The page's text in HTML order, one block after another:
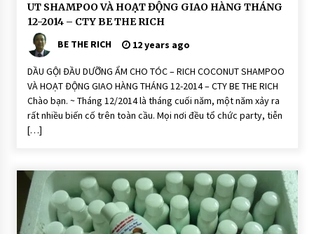
u
G
Đ
ầ
u
D
ư
ỡ
n
g
T
ó
O
Ạ
T
Đ
N
UT SHAMPOO VÀ HOẠT ĐỘNG GIAO HÀNG THÁNG
12-2014 – CTY BE THE RICH
BE THE RICH
12 years ago
DẦU GỘI ĐẦU DƯỠNG ẨM CHO TÓC – RICH COCONUT SHAMPOO
VÀ HOẠT ĐỘNG GIAO HÀNG THÁNG 12-2014 – CTY BE THE RICH
Chào bạn. ~ Tháng 12/2014 là tháng cuối năm, một năm xảy ra
rất nhiều biến cố trên toàn cầu. Mọi nơi đều tổ chức party, tiễn
[…]